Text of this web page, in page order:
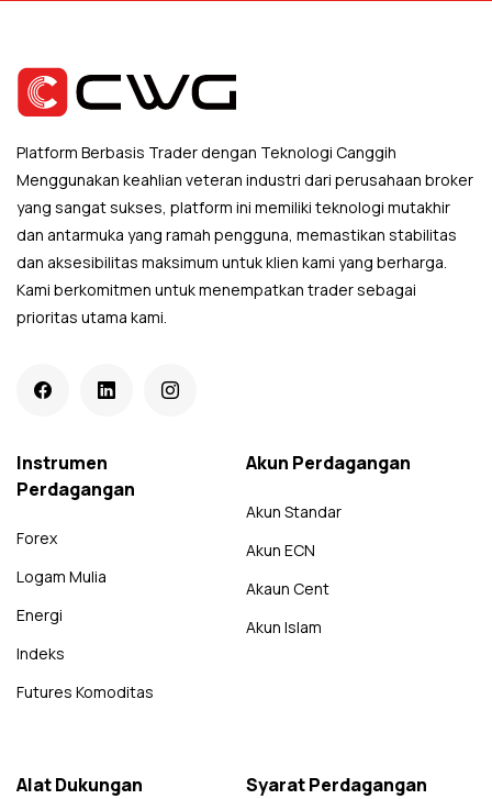
Platform Berbasis Trader dengan Teknologi Canggih
Menggunakan keahlian veteran industri dari perusahaan broker
yang sangat sukses, platform ini memiliki teknologi mutakhir
dan antarmuka yang ramah pengguna, memastikan stabilitas
dan aksesibilitas maksimum untuk klien kami yang berharga.
Kami berkomitmen untuk menempatkan trader sebagai
prioritas utama kami.
Instrumen
Perdagangan
Forex
Logam Mulia
Energi
Indeks
Futures Komoditas
Akun Perdagangan
Akun Standar
Akun ECN
Akaun Cent
Akun Islam
Alat Dukungan Syarat Perdagangan